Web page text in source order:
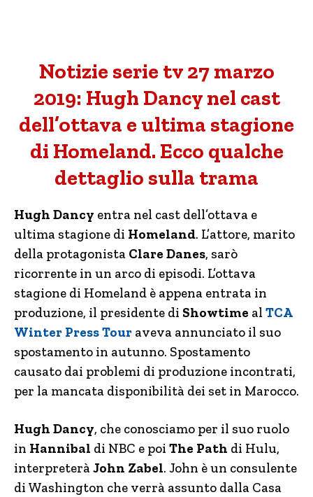
Notizie serie tv 27 marzo
2019: Hugh Dancy nel cast
dell’ottava e ultima stagione
di Homeland. Ecco qualche
dettaglio sulla trama
Hugh Dancy entra nel cast dell’ottava e
ultima stagione di Homeland. L’attore, marito
della protagonista Clare Danes, sarò
ricorrente in un arco di episodi. L’ottava
stagione di Homeland è appena entrata in
produzione, il presidente di Showtime al TCA
Winter Press Tour aveva annunciato il suo
spostamento in autunno. Spostamento
causato dai problemi di produzione incontrati,
per la mancata disponibilità dei set in Marocco.
Hugh Dancy, che conosciamo per il suo ruolo
in Hannibal di NBC e poi The Path di Hulu,
interpreteràJohn Zabel. John è un consulente
di Washington che verrà assunto dalla Casa